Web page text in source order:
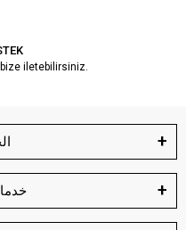
iletebilirsiniz.